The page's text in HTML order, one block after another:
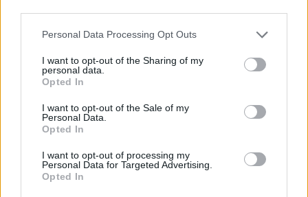
Please note that this website/app uses one or more Google
not limited to your visit or usage behaviour. You may click to
grant or deny consent to Google and its third-party tags to
use your data for below specified purposes in below Google
consent section.
Personal Data Processing Opt Outs
I want to opt-out of the Sharing of my
personal data.
Opted In
I want to opt-out of the Sale of my
Personal Data.
Opted In
I want to opt-out of processing my
Personal Data for Targeted Advertising.
Opted In